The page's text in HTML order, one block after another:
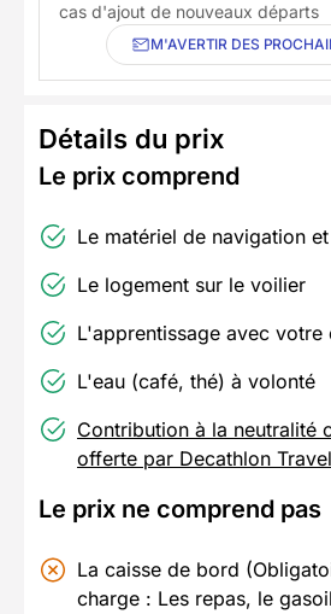
cas d'ajout de nouveaux départs
M'AVERTIR DES
Détails du prix
Le prix comprend
Le matériel de navigation
Le logement sur le voilier
L'apprentissage avec
L'eau (café, thé) à volonté
Contribution à la neutralité
offerte par Decathlon Travel
Le prix ne comprend pas
La caisse de bord
charge : Les repas, le